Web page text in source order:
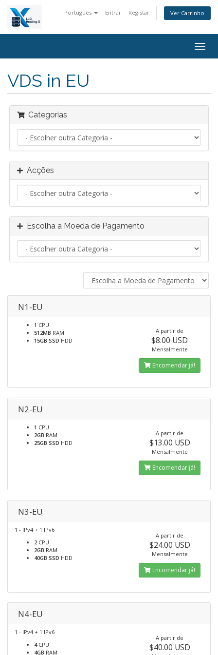
Português Entrar Registar Ver Carrinho
VDS in EU
Categorias
Acções
Escolha a Moeda de Pagamento
N1-EU
1 CPU
512MB RAM
15GB SSD HDD
A partir de
$8.00 USD
Mensalmente
Encomendar já!
N2-EU
1 CPU
2GB RAM
25GB SSD HDD
A partir de
$13.00 USD
Mensalmente
Encomendar já!
N3-EU
1 - IPv4 + 1 IPv6
2 CPU
2GB RAM
40GB SSD HDD
A partir de
$24.00 USD
Mensalmente
Encomendar já!
N4-EU
1 - IPv4 + 1 IPv6
4CPU
4GB RAM
A partir de
$40.00 USD